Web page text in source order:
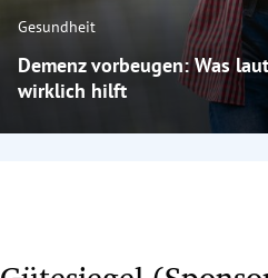
Gesundheit
Demenz vorbeugen: Was
wirklich hilft